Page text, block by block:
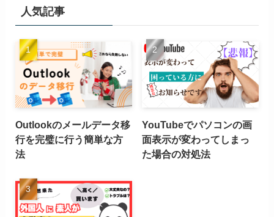
人気記事
Outlookのメールデータ移
行を完璧に行う簡単な方
法
YouTubeでパソコンの画
面表示が変わってしまっ
た場合の対処法